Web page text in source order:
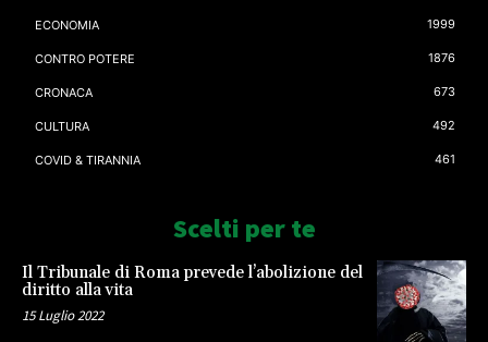
ECONOMIA 1999
CONTRO POTERE 1876
CRONACA 673
CULTURA 492
COVID & TIRANNIA 461
Scelti per te
Il Tribunale di Roma prevede l’abolizione del
diritto alla vita
15 Luglio 2022